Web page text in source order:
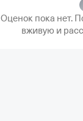
Оценок пока нет.
вживую и